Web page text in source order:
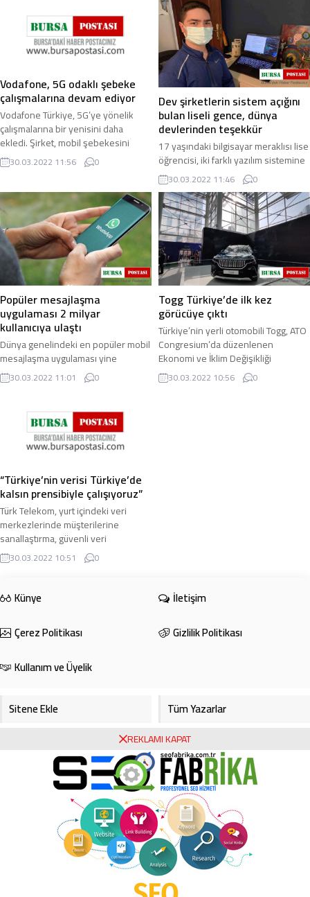
Vodafone, 5G odaklı şebeke
çalışmalarına devam ediyor
Vodafone Türkiye, 5G’ye yönelik
çalışmalarına bir yenisini daha
ekledi. Şirket, mobil şebekesini
geleceğe hazırlamak amacıyla
yüksek kapasite ...
30.03.2022 11:56 0
Dev şirketlerin sistem açığını
bulan liseli gence, dünya
devlerinden teşekkür
17 yaşındaki bilgisayar meraklısı lise
öğrencisi, iki farklı yazılım sistemine
ait herhangi birinin e-mailini link
olarak attığında şifre ...
30.03.2022 11:46 0
Popüler mesajlaşma
uygulaması 2 milyar
kullanıcıya ulaştı
Dünya genelindeki en popüler mobil
mesajlaşma uygulaması yine
WhatsApp olurken, 2009 yılında
kurulan uygulamanın 2 milyar
30.03.2022 11:01 0
Togg Türkiye’de ilk kez
görücüye çıktı
Türkiye’nin yerli otomobili Togg, ATO
Congresium’da düzenlenen
Ekonomi ve İklim Değişikliği
Zirvesi’nde (EKO İKLİM) Türkiye’de ilk
kez görücüye ...
30.03.2022 10:56 0
“Türkiye’nin verisi Türkiye’de
kalsın prensibiyle çalışıyoruz”
Türk Telekom, yurt içindeki veri
merkezlerinde müşterilerine
sanallaştırma, güvenli veri
depolama, yedekleme ve
replikasyon hizmetleri sunuyor ...
30.03.2022 10:51 0
Künye
İletişim
Çerez Politikası
Gizlilik Politikası
Kullanım ve Üyelik
Sitene Ekle
Tüm Yazarlar
Foto Galeri
Video Galeri
Bursa Haberleri
Bursa Hava Durumu
Bursaspor
Ekonomi
Köşe Yazarları
REKLAMI KAPAT